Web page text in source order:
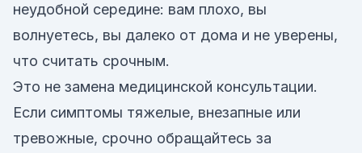
неудобной середине: вам плохо, вы
волнуетесь, вы далеко от дома и не уверены,
что считать срочным.
Это не замена медицинской консультации.
Если симптомы тяжелые, внезапные или
тревожные, срочно обращайтесь за